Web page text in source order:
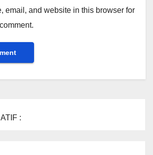
email, and website in this browser for
: